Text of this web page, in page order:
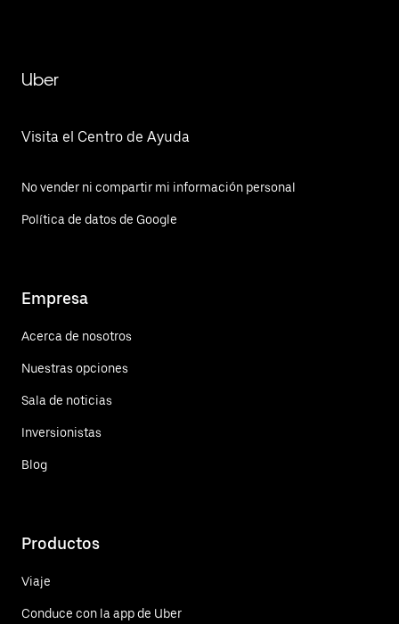
Uber
Visita el Centro de Ayuda
No vender ni compartir mi información personal
Política de datos de Google
Empresa
Acerca de nosotros
Nuestras opciones
Sala de noticias
Inversionistas
Blog
Productos
Viaje
Conduce con la app de Uber